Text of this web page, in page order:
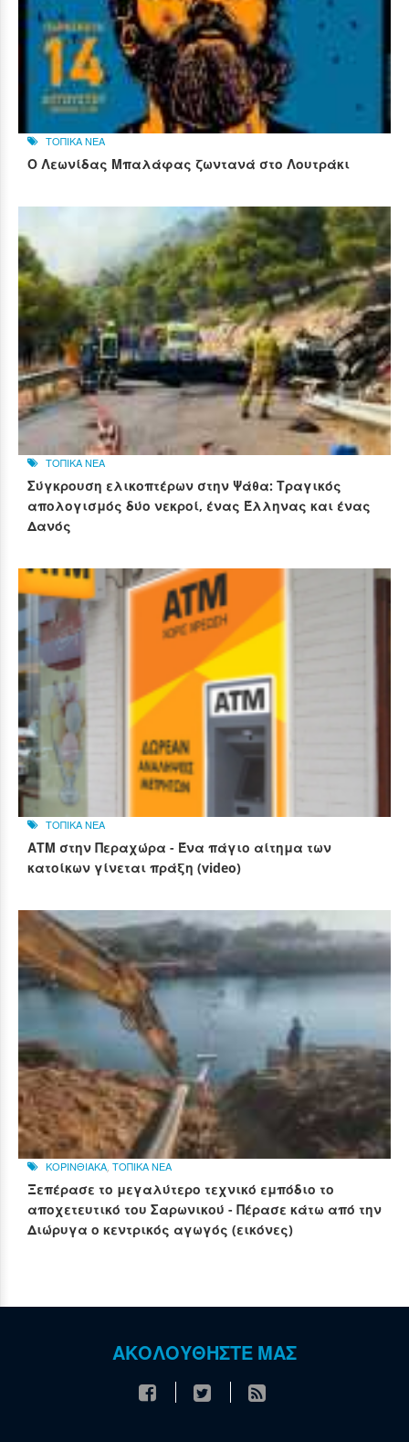
ΤΟΠΙΚΑ ΝΕΑ
Ο Λεωνίδας Μπαλάφας ζωντανά στο Λουτράκι
ΤΟΠΙΚΑ ΝΕΑ
Σύγκρουση ελικοπτέρων στην Ψάθα: Τραγικός
απολογισμός δύο νεκροί, ένας Έλληνας και ένας
Δανός
ΤΟΠΙΚΑ ΝΕΑ
ΑΤΜ στην Περαχώρα - Ένα πάγιο αίτημα των
κατοίκων γίνεται πράξη (video)
ΚΟΡΙΝΘΙΑΚΑ ΤΟΠΙΚΑ ΝΕΑ
Ξεπέρασε το μεγαλύτερο τεχνικό εμπόδιο το
αποχετευτικό του Σαρωνικού - Πέρασε κάτω από την
Διώρυγα ο κεντρικός αγωγός (εικόνες)
ΑΚΟΛΟΥΘΗΣΤΕ ΜΑΣ